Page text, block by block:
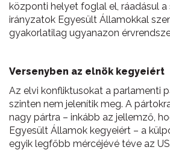
központi helyet foglal el, ráadásul a
irányzatok Egyesült Államokkal
gyakorlatilag ugyanazon
Versenyben az elnök kegyeiért
Az elvi konfliktusokat a parlamenti
szinten nem jelenítik meg. A
nagy pártra – inkább az jellemző,
Egyesült Államok kegyeiért – a
egyik legfőbb mércéjévé téve az